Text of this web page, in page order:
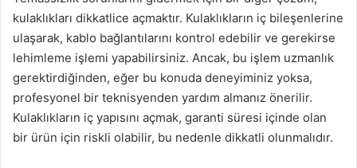
kulaklıkları dikkatlice açmaktır. Kulaklıkların iç bileşenlerine
ulaşarak, kablo bağlantılarını kontrol edebilir ve gerekirse
lehimleme işlemi yapabilirsiniz. Ancak, bu işlem uzmanlık
gerektirdiğinden, eğer bu konuda deneyiminiz yoksa,
profesyonel bir teknisyenden yardım almanız önerilir.
Kulaklıkların iç yapısını açmak, garanti süresi içinde olan
bir ürün için riskli olabilir, bu nedenle dikkatli olunmalıdır.